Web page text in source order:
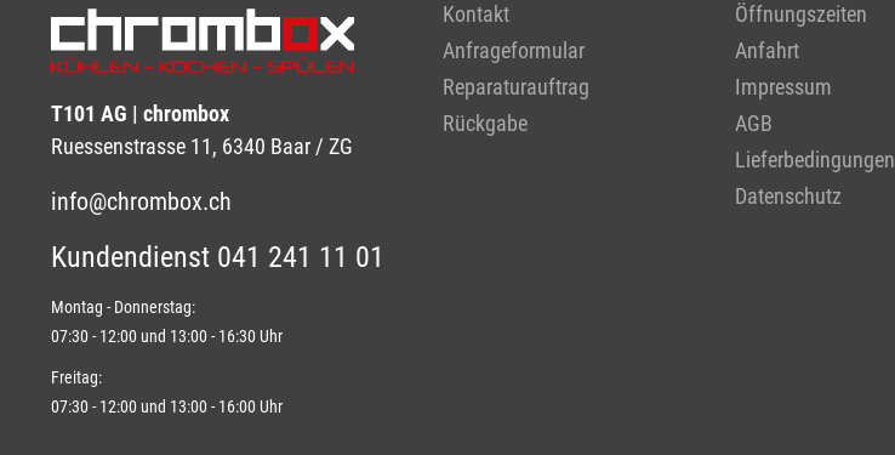
T101 AG | chrombox
Ruessenstrasse 11, 6340 Baar / ZG
info@chrombox.ch
Kundendienst 041 241 11 01
Montag - Donnerstag:
07:30 - 12:00 und 13:00 - 16:30 Uhr
Freitag:
07:30 - 12:00 und 13:00 - 16:00 Uhr
Kontakt
Anfrageformular
Reparaturauftrag
Rückgabe
Öffnungszeiten
Anfahrt
Impressum
AGB
Lieferbedingungen
Datenschutz